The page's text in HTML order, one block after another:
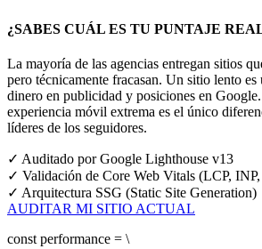
¿SABES CUÁL ES TU PUNTAJE
La mayoría de las agencias entregan sitios
pero técnicamente fracasan. Un sitio lento
dinero en publicidad y posiciones en Google.
experiencia móvil extrema es el único
líderes de los seguidores.
✓ Auditado por Google Lighthouse v13
✓ Validación de Core Web Vitals (LCP,
✓ Arquitectura SSG (Static Site Generation)
AUDITAR MI SITIO ACTUAL
const performance = \